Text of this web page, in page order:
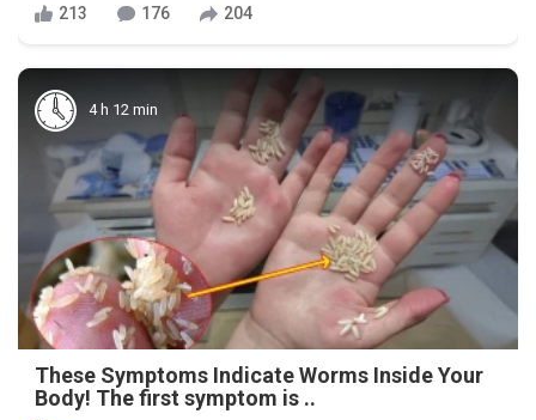
213 176 204
4 h 12 min
These Symptoms Indicate Worms Inside Your
Body! The first symptom is ..